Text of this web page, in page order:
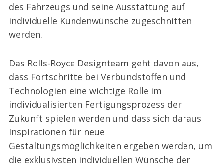
des Fahrzeugs und seine Ausstattung auf
individuelle Kundenwünsche zugeschnitten
werden.
Das Rolls-Royce Designteam geht davon aus,
dass Fortschritte bei Verbundstoffen und
Technologien eine wichtige Rolle im
individualisierten Fertigungsprozess der
Zukunft spielen werden und dass sich daraus
Inspirationen für neue
Gestaltungsmöglichkeiten ergeben werden, um
die exklusivsten individuellen Wünsche der